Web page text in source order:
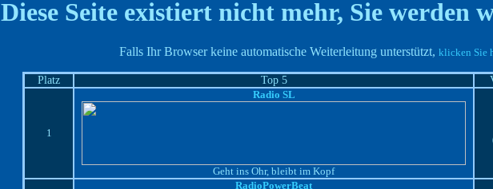
Diese Seite existiert nicht mehr, Sie werden
Falls Ihr Browser keine automatische Weiterleitung unterstützt, klicken Sie
Platz Top 5
1
Radio SL
Geht ins Ohr, bleibt im Kopf
RadioPowerBeat